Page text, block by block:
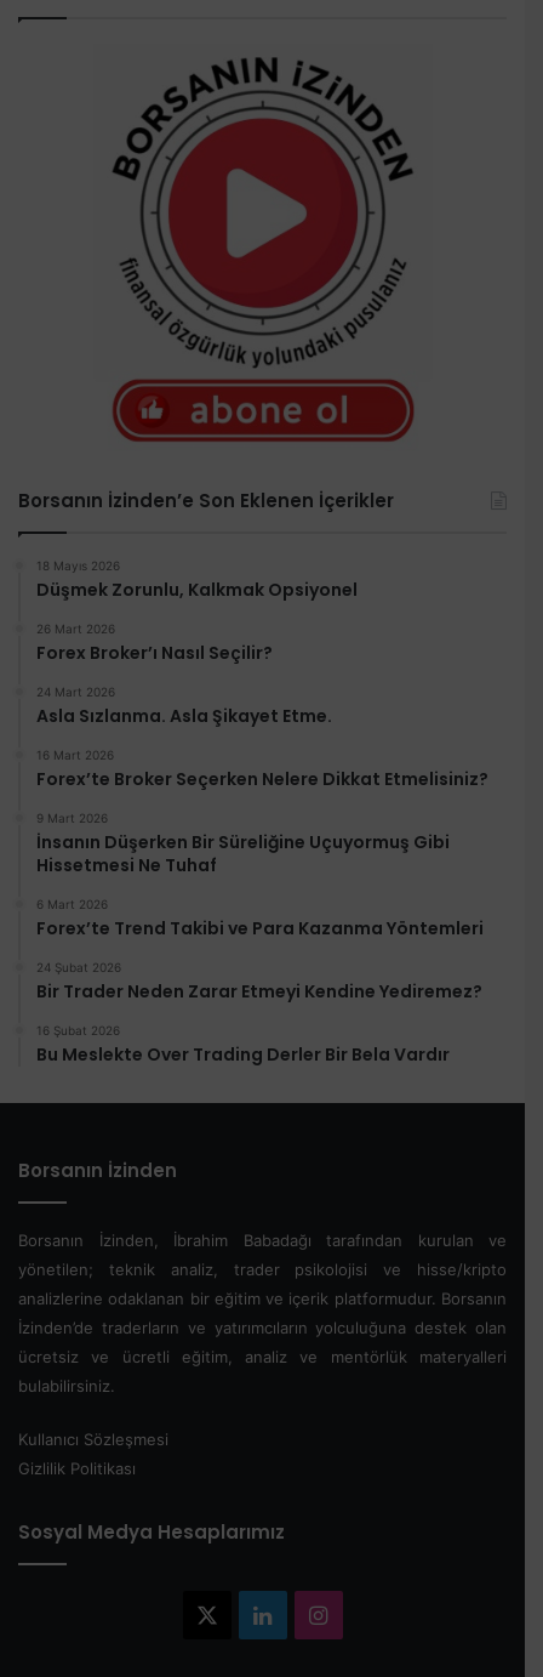
Borsanın İzinden’e Son Eklenen İçerikler
18 Mayıs 2026
Düşmek Zorunlu, Kalkmak Opsiyonel
26 Mart 2026
Forex Broker’ı Nasıl Seçilir?
24 Mart 2026
Asla Sızlanma. Asla Şikayet Etme.
16 Mart 2026
Forex’te Broker Seçerken Nelere Dikkat Etmelisiniz?
9 Mart 2026
İnsanın Düşerken Bir Süreliğine Uçuyormuş Gibi
Hissetmesi Ne Tuhaf
6 Mart 2026
Forex’te Trend Takibi ve Para Kazanma Yöntemleri
24 Şubat 2026
Bir Trader Neden Zarar Etmeyi Kendine Yediremez?
16 Şubat 2026
Bu Meslekte Over Trading Derler Bir Bela Vardır
Borsanın İzinden
Borsanın İzinden, İbrahim Babadağı tarafından kurulan ve
yönetilen; teknik analiz, trader psikolojisi ve hisse/kripto
analizlerine odaklanan bir eğitim ve içerik platformudur. Borsanın
İzinden’de traderların ve yatırımcıların yolculuğuna destek olan
ücretsiz ve ücretli eğitim, analiz ve mentörlük materyalleri
bulabilirsiniz.
Kullanıcı Sözleşmesi
Gizlilik Politikası
Sosyal Medya Hesaplarımız
LinkedInInstagram